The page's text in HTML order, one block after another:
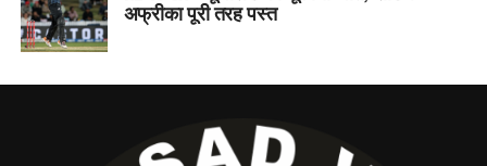
अफ्रीका पूरी तरह पस्त